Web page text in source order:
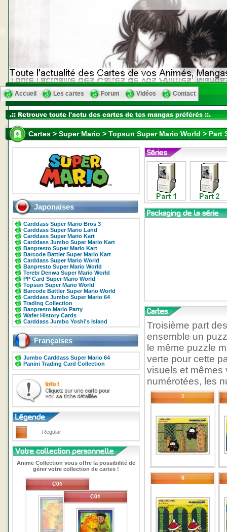
Accueil Les cartes Forum Vidéos Contact
Cartes > Super Mario > Topsun Super Mario World > Part
Japonaises
Carddass Super Mario Bros 3
Carddass Super Mario Land
Carddass Super Mario Kart
Carddass Jumbo Super Mario Kart
Banpresto Super Mario Kart
Barcode Battler Super Mario Kart
Carddass Super Mario World
Banpresto Super Mario World
Terebi Denwa Super Mario World
PP Card Super Mario World
Topsun Super Mario World
Barcode Battler Super Mario World
Carddass Jumbo Super Mario 64
Trading Collection
Banpresto Mario Party
Wafer History Cards
Carddass Jumbo Yoshi's Island
Françaises
Jumbo Carddass Super Mario 64
Panini Trading Card Collection
Regular
Anime Collection vous offre la possibilité de
gérer votre collection de cartes !
Troisième part
ensemble un
le même puzzle
verte pour cette
visuels et mêmes
numérotées, les
1
6